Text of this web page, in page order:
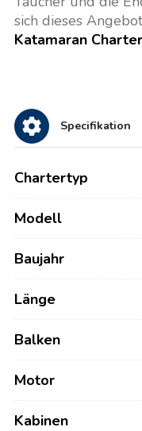
sich dieses
Katamaran
Specifikation
Chartertyp
Modell
Baujahr
Länge
Balken
Motor
Kabinen